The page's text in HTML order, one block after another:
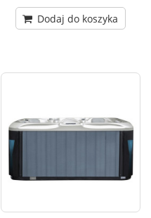
Dodaj do koszyka